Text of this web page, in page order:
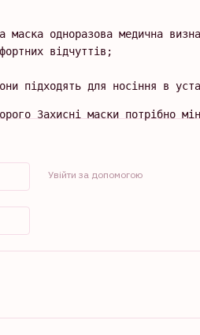
маска одноразова медична
відчуттів;
підходять для носіння в
Захисні маски потрібно
Увійти за допомогою